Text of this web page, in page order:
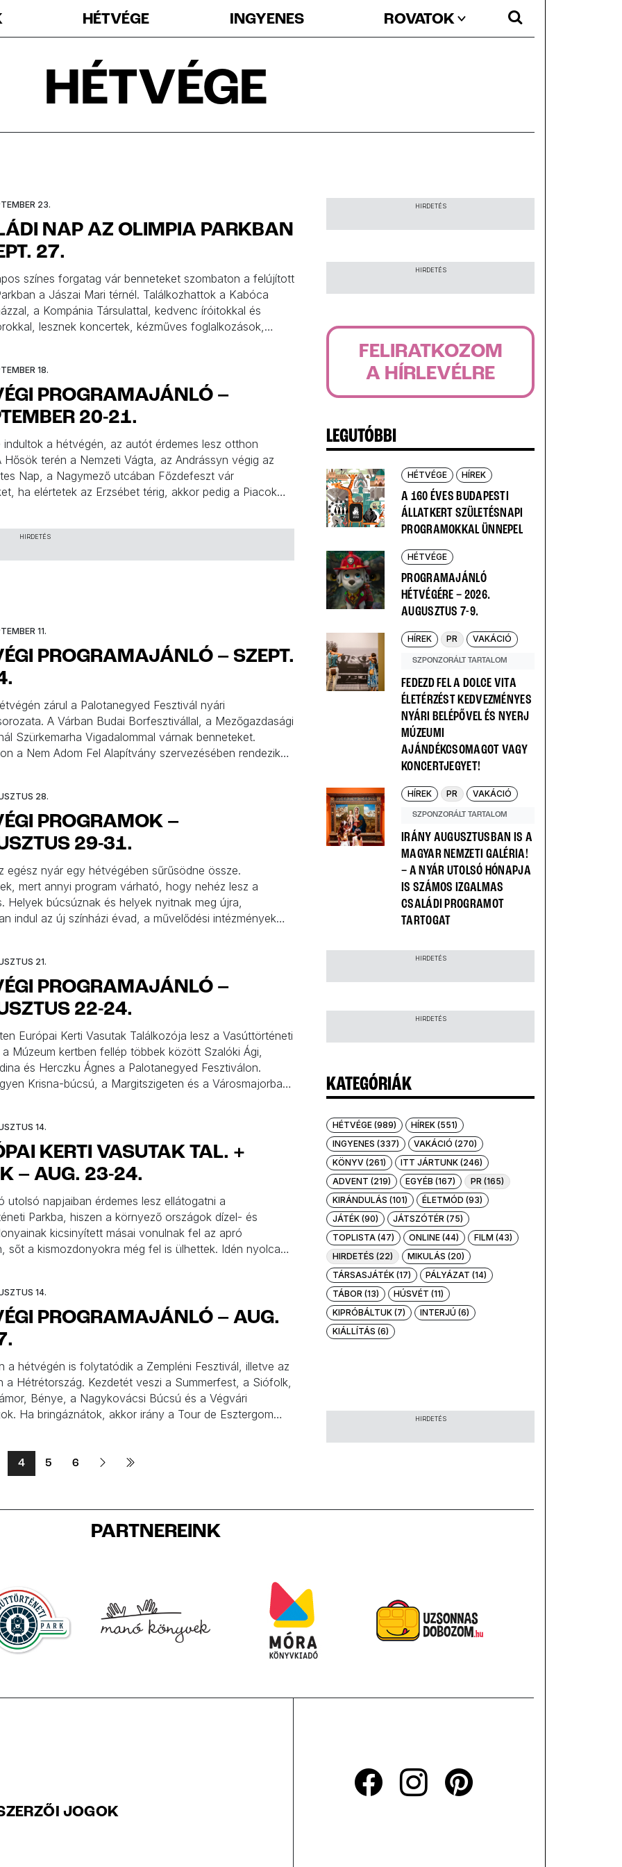
HÉTVÉGE INGYENES ROVATOK
HÉTVÉGE
23.
NAP AZ OLIMPIA PARKBAN
27.
színes forgatag vár benneteket szombaton a felújított
a Jászai Mari térnél. Találkozhattok a Kabóca
a Kompánia Társulattal, kedvenc íróitokkal és
lesznek koncertek, kézműves foglalkozások,
18.
PROGRAMAJÁNLÓ –
20-21.
indultok a hétvégén, az autót érdemes lesz otthon
Hősök terén a Nemzeti Vágta, az Andrássyn végig az
Nap, a Nagymező utcában Főzdefeszt vár
ha elértetek az Erzsébet térig, akkor pedig a Piacok
rengeteg […]
HIRDETÉS
11.
PROGRAMAJÁNLÓ – SZEPT.
zárul a Palotanegyed Fesztivál nyári
A Várban Budai Borfesztivállal, a Mezőgazdasági
Szürkemarha Vigadalommal várnak benneteket.
a Nem Adom Fel Alapítvány szervezésében rendezik
balatonos könyvbemutató, a […]
28.
PROGRAMOK –
29-31.
egész nyár egy hétvégében sűrűsödne össze.
mert annyi program várható, hogy nehéz lesz a
Helyek búcsúznak és helyek nyitnak meg újra,
indul az új színházi évad, a művelődési intézmények
nagy hétvégi ajánlója […]
21.
PROGRAMAJÁNLÓ –
22-24.
Európai Kerti Vasutak Találkozója lesz a Vasúttörténeti
a Múzeum kertben fellép többek között Szalóki Ági,
és Herczku Ágnes a Palotanegyed Fesztiválon.
Krisna-búcsú, a Margitszigeten és a Városmajorban
Szerencs […]
14.
KERTI VASUTAK TAL. +
– AUG. 23-24.
utolsó napjaiban érdemes lesz ellátogatni a
Parkba, hiszen a környező országok dízel- és
kicsinyített másai vonulnak fel az apró
sőt a kismozdonyokra még fel is ülhettek. Idén nyolcadik
akkor családi belépőt (2 felnőtt […]
14.
PROGRAMAJÁNLÓ – AUG.
a hétvégén is folytatódik a Zempléni Fesztivál, illetve az
a Hétrétország. Kezdetét veszi a Summerfest, a Siófolk,
Bénye, a Nagykovácsi Búcsú és a Végvári
Ha bringáznátok, akkor irány a Tour de Esztergom
4 5 6
HIRDETÉS
HIRDETÉS
FELIRATKOZOM
A HÍRLEVÉLRE
LEGUTÓBBI
HÉTVÉGE HÍREK
A 160 ÉVES BUDAPESTI
ÁLLATKERT SZÜLETÉSNAPI
PROGRAMOKKAL ÜNNEPEL
HÉTVÉGE
PROGRAMAJÁNLÓ
HÉTVÉGÉRE – 2026.
AUGUSZTUS 7-9.
HÍREK PR VAKÁCIÓ
SZPONZORÁLT TARTALOM
FEDEZD FEL A DOLCE VITA
ÉLETÉRZÉST KEDVEZMÉNYES
NYÁRI BELÉPŐVEL ÉS NYERJ
MÚZEUMI
AJÁNDÉKCSOMAGOT VAGY
KONCERTJEGYET!
HÍREK PR VAKÁCIÓ
SZPONZORÁLT TARTALOM
IRÁNY AUGUSZTUSBAN IS A
MAGYAR NEMZETI GALÉRIA!
– A NYÁR UTOLSÓ HÓNAPJA
IS SZÁMOS IZGALMAS
CSALÁDI PROGRAMOT
TARTOGAT
HIRDETÉS
HIRDETÉS
KATEGÓRIÁK
HÉTVÉGE (989)
HÍREK (551)
INGYENES (337)
VAKÁCIÓ (270)
KÖNYV (261)
ITT JÁRTUNK (246)
ADVENT (219)
EGYÉB (167)
PR (165)
KIRÁNDULÁS (101)
ÉLETMÓD (93)
JÁTÉK (90)
JÁTSZÓTÉR (75)
TOPLISTA (47)
ONLINE (44)
FILM (43)
HIRDETÉS (22)
MIKULÁS (20)
TÁRSASJÁTÉK (17)
PÁLYÁZAT (14)
TÁBOR (13)
HÚSVÉT (11)
KIPRÓBÁLTUK (7)
INTERJÚ (6)
KIÁLLÍTÁS (6)
HIRDETÉS
PARTNEREINK
JOGOK